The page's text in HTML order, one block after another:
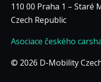
110 00 Praha 1 – Staré
Czech Republic
Asociace českého
© 2026 D-Mobility